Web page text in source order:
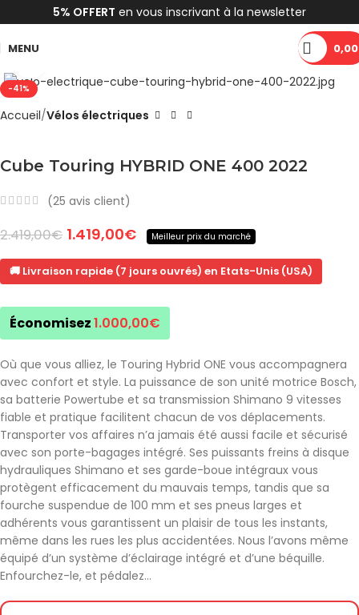
5% OFFERT en vous inscrivant à la newsletter
MENU 0,00
-41%
Accueil Vélos électriques
Cube Touring HYBRID ONE 400 2022
(25 avis client)
2.419,00€ 1.419,00€ Meilleur prix du marché
🚚 Livraison rapide (7 jours ouvrés) en Etats-Unis (USA)
Économisez1.000,00€
Où que vous alliez, le Touring Hybrid ONE vous accompagnera
avec confort et style. La puissance de son unité motrice Bosch,
sa batterie Powertube et sa transmission Shimano 9 vitesses
fiable et pratique facilitent chacun de vos déplacements.
Transporter vos affaires n’a jamais été aussi facile et sécurisé
avec son porte-bagages intégré. Ses puissants freins à disque
hydrauliques Shimano et ses garde-boue intégraux vous
protègent efficacement du mauvais temps, tandis que sa
fourche suspendue de 100 mm et ses pneus larges et
adhérents vous garantissent un plaisir de tous les instants,
même dans les rues les plus accidentées. Nous l’avons même
équipé d’un système d’éclairage intégré et d’une béquille.
Enfourchez-le, et pédalez…